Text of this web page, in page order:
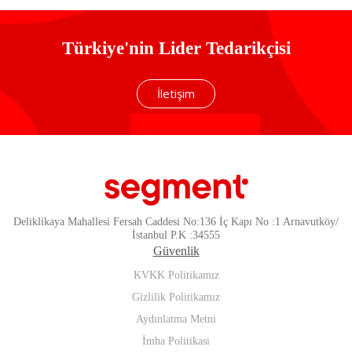
Türkiye'nin Lider Tedarikçisi
İletişim
Deliklikaya Mahallesi Fersah Caddesi No:136 İç Kapı No :1 Arnavutköy/
İstanbul P.K :34555
Güvenlik
KVKK Politikamız
Gizlilik Politikamız
Aydınlatma Metni
İmha Politikası